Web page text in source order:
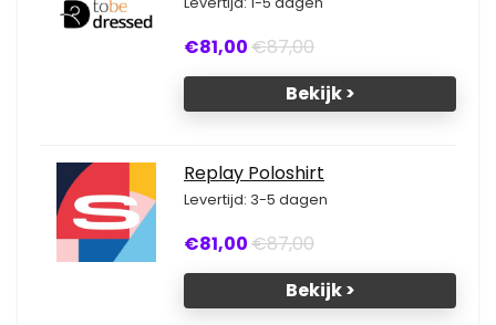
€81,00€87,00
Bekijk >
Replay Poloshirt
Levertijd: 3-5 dagen
€81,00€87,00
Bekijk >